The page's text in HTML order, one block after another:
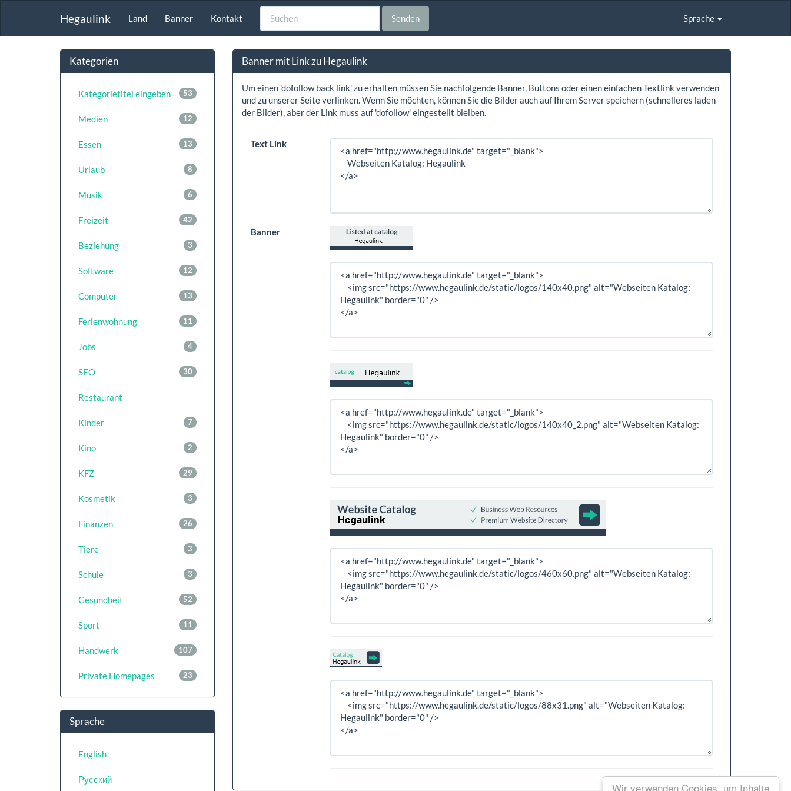
Wir verwenden Cookies, um Inhalte
Hegaulink Land Banner Kontakt Senden Sprache
Kategorien
53
Kategorietitel eingeben
12
Medien
13
Essen
8
Urlaub
6
Musik
42
Freizeit
3
Beziehung
12
Software
13
Computer
11
Ferienwohnung
4
Jobs
30
SEO
Restaurant
7
Kinder
2
Kino
29
KFZ
3
Kosmetik
26
Finanzen
3
Tiere
3
Schule
52
Gesundheit
11
Sport
107
Handwerk
23
Private Homepages
Sprache
English
Русский
Banner mit Link zu Hegaulink
Um einen 'dofollow back link' zu erhalten müssen Sie nachfolgende Banner, Buttons oder einen einfachen Textlink verwenden
und zu unserer Seite verlinken. Wenn Sie möchten, können Sie die Bilder auch auf Ihrem Server speichern (schnelleres laden
der Bilder), aber der Link muss auf 'dofollow' eingestellt bleiben.
Text Link
Banner